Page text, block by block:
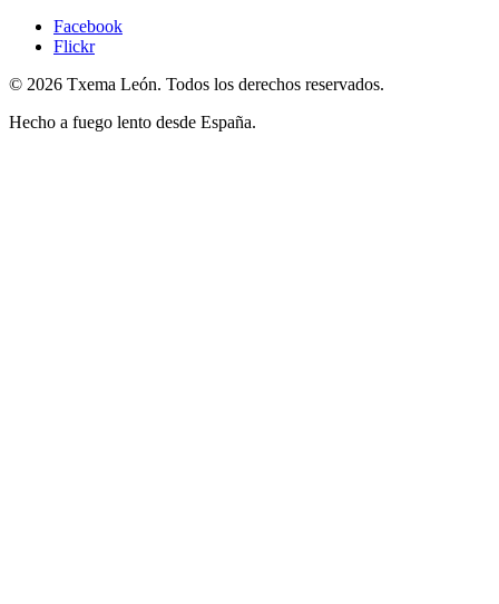
Facebook
Flickr
© 2026 Txema León. Todos los derechos reservados.
Hecho a fuego lento desde España.